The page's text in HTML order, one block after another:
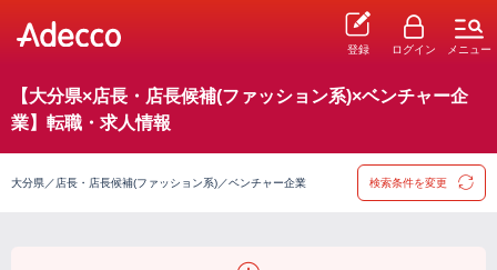
登録 ログイン メニュー
【大分県×店長・店長候補(ファッション系)×ベンチャー企
業】転職・求人情報
大分県／店長・店長候補(ファッション系)／ベンチャー企業 検索条件を変更